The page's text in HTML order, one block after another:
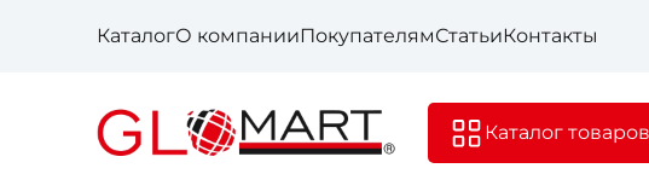
КаталогО компанииПокупателямСтатьиКонтакты
Каталог товаров